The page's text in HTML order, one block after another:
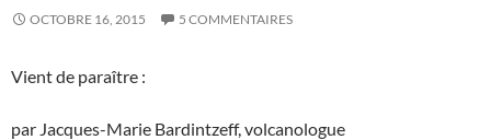
OCTOBRE 16, 2015 5 COMMENTAIRES
Vient de paraître :
par Jacques-Marie Bardintzeff, volcanologue